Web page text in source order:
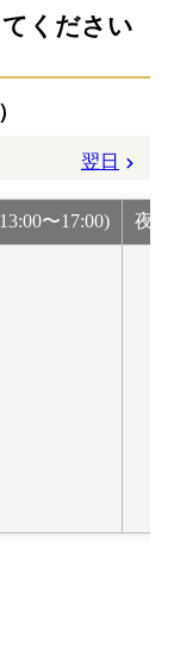
ください
翌日
〜17:00) 夜